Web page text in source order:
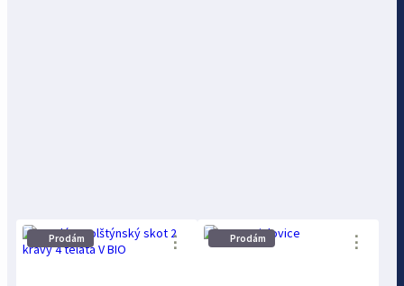
Prodám ⋮ Prodám ⋮